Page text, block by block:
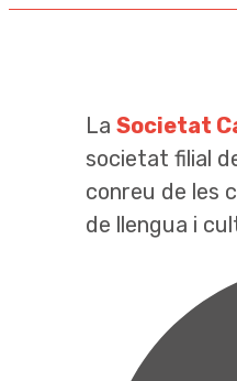
La Societat
societat filial
conreu de les
de llengua i